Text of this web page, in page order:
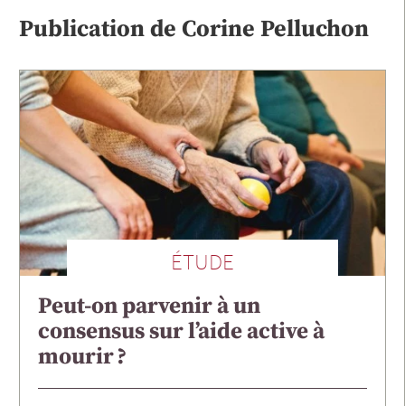
Publication de Corine Pelluchon
ÉTUDE
Peut-on parvenir à un
consensus sur l’aide active à
mourir ?